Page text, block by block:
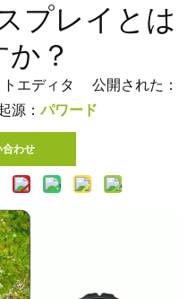
プレイとは
？
エディタ 公開された：
源：パワード
合わせ